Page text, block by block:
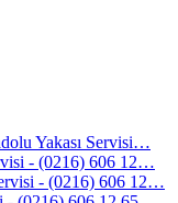
Yakası Servisi…
- (0216) 606 12…
- (0216) 606 12…